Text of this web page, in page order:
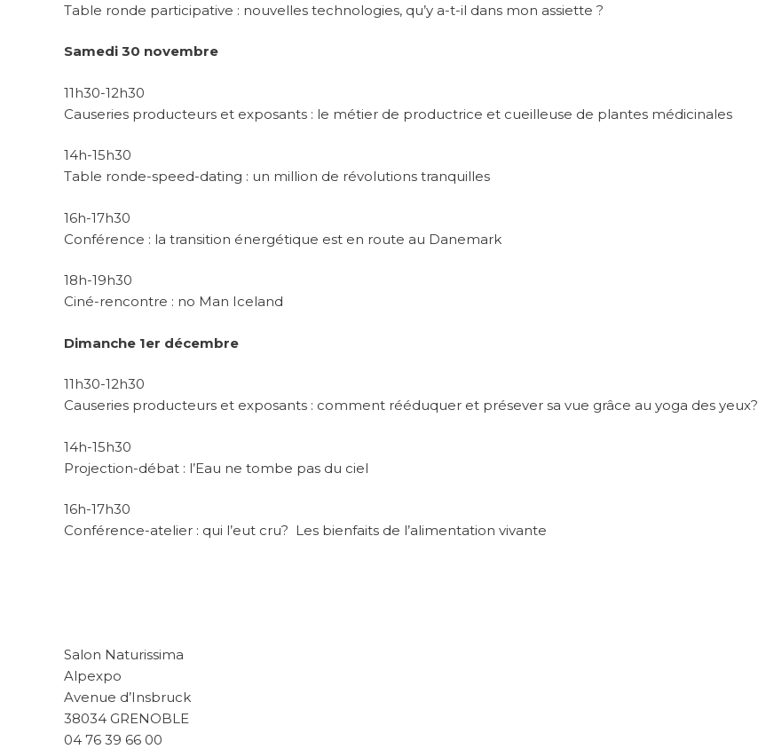
Table ronde participative : nouvelles technologies, qu’y a-t-il dans mon assiette ?
Samedi 30 novembre
11h30-12h30
Causeries producteurs et exposants : le métier de productrice et cueilleuse de plantes médicinales
14h-15h30
Table ronde-speed-dating : un million de révolutions tranquilles
16h-17h30
Conférence : la transition énergétique est en route au Danemark
18h-19h30
Ciné-rencontre : no Man Iceland
Dimanche 1er décembre
11h30-12h30
Causeries producteurs et exposants : comment rééduquer et présever sa vue grâce au yoga des yeux?
14h-15h30
Projection-débat : l’Eau ne tombe pas du ciel
16h-17h30
Conférence-atelier : qui l’eut cru? Les bienfaits de l’alimentation vivante
Salon Naturissima
Alpexpo
Avenue d’Insbruck
38034 GRENOBLE
04 76 39 66 00